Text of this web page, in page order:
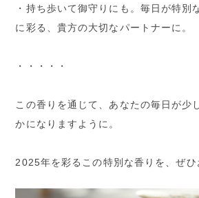
・持ち歩いて御守りにも。毎日が特別
に彩る、貴方の大切なパートナーに。
・・・・・
この香りを通じて、あなたの毎日が少
かになりますように。
2025年を彩るこの特別な香りを、ぜひ